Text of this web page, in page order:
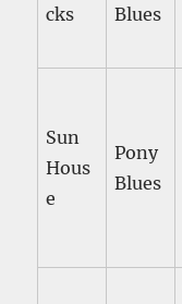
cks
Blues
Sun
Hous
e
Pony
Blues